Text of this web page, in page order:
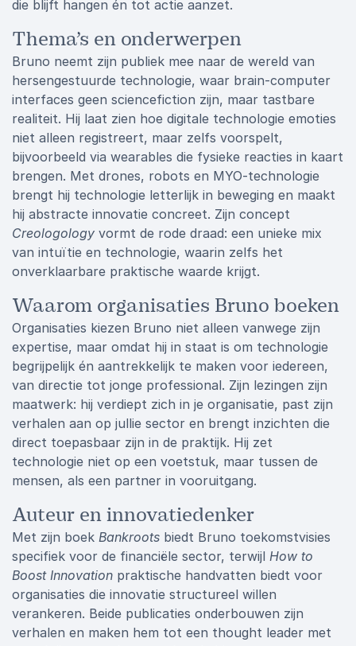
die blijft hangen én tot actie aanzet.
Thema’s en onderwerpen
Bruno neemt zijn publiek mee naar de wereld van
hersengestuurde technologie, waar brain-computer
interfaces geen sciencefiction zijn, maar tastbare
realiteit. Hij laat zien hoe digitale technologie emoties
niet alleen registreert, maar zelfs voorspelt,
bijvoorbeeld via wearables die fysieke reacties in kaart
brengen. Met drones, robots en MYO-technologie
brengt hij technologie letterlijk in beweging en maakt
hij abstracte innovatie concreet. Zijn concept
Creologology vormt de rode draad: een unieke mix
van intuïtie en technologie, waarin zelfs het
onverklaarbare praktische waarde krijgt.
Waarom organisaties Bruno boeken
Organisaties kiezen Bruno niet alleen vanwege zijn
expertise, maar omdat hij in staat is om technologie
begrijpelijk én aantrekkelijk te maken voor iedereen,
van directie tot jonge professional. Zijn lezingen zijn
maatwerk: hij verdiept zich in je organisatie, past zijn
verhalen aan op jullie sector en brengt inzichten die
direct toepasbaar zijn in de praktijk. Hij zet
technologie niet op een voetstuk, maar tussen de
mensen, als een partner in vooruitgang.
Auteur en innovatiedenker
Met zijn boek Bankroots biedt Bruno toekomstvisies
specifiek voor de financiële sector, terwijl How to
Boost Innovation praktische handvatten biedt voor
organisaties die innovatie structureel willen
verankeren. Beide publicaties onderbouwen zijn
verhalen en maken hem tot een thought leader met